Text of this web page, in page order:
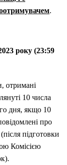
.
року (23:59
отримані
10 числа
дня, якщо 10
про
підготовки
Комісією